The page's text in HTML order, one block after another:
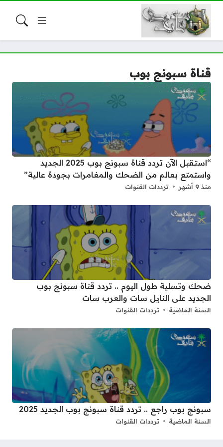
قناة سبونج بوب
“استقبل الآن تردد قناة سبونج بوب 2025 الجديد
واستمتع بعالم من الضحك والمغامرات بجودة عالية”
منذ 9 أشهر ترددات القنوات
ضحك وتسلية طول اليوم .. تردد قناة سبونج بوب
الجديد على النايل سات والعرب سات
السنة الماضية ترددات القنوات
سبونج بوب راجع .. تردد قناة سبونج بوب الجديد 2025
السنة الماضية ترددات القنوات